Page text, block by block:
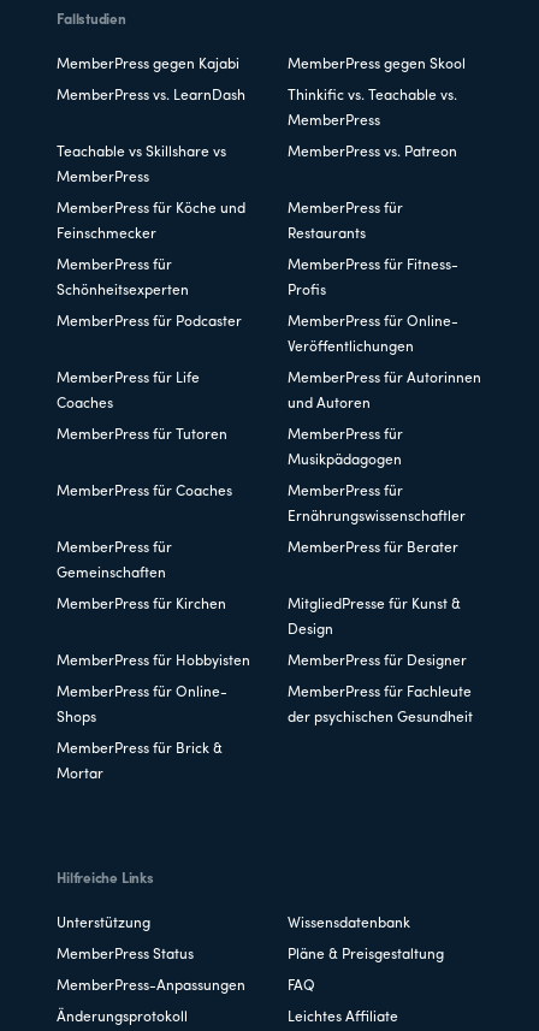
Fallstudien
MemberPress gegen Kajabi MemberPress gegen Skool
MemberPress vs. LearnDash
Thinkific vs. Teachable vs.
MemberPress
Teachable vs Skillshare vs
MemberPress
MemberPress vs. Patreon
MemberPress für Köche und
Feinschmecker
MemberPress für
Restaurants
MemberPress für
Schönheitsexperten
MemberPress für Fitness-
Profis
MemberPress für Podcaster
MemberPress für Online-
Veröffentlichungen
MemberPress für Life
Coaches
MemberPress für Autorinnen
und Autoren
MemberPress für Tutoren
MemberPress für
Musikpädagogen
MemberPress für Coaches
MemberPress für
Ernährungswissenschaftler
MemberPress für
Gemeinschaften
MemberPress für Berater
MemberPress für Kirchen
MitgliedPresse für Kunst &
Design
MemberPress für Hobbyisten MemberPress für Designer
MemberPress für Online-
Shops
MemberPress für Fachleute
der psychischen Gesundheit
MemberPress für Brick &
Mortar
Hilfreiche Links
Unterstützung Wissensdatenbank
MemberPress Status Pläne & Preisgestaltung
MemberPress-Anpassungen FAQ
Änderungsprotokoll Leichtes Affiliate